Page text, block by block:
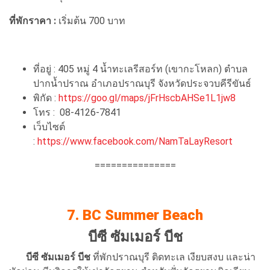
ที่พักราคา : เริ่มต้น 700 บาท
ที่อยู่ : 405 หมู่ 4 น้ำทะเลรีสอร์ท (เขากะโหลก) ตำบล
ปากน้ำปราณ อำเภอปราณบุรี จังหวัดประจวบคีรีขันธ์
พิกัด : https://goo.gl/maps/jFrHscbAHSe1L1jw8
โทร : 08-4126-7841
เว็บไซต์
: https://www.facebook.com/NamTaLayResort
===============
7. BC Summer Beach
บีซี ซัมเมอร์ บีช
บีซี ซัมเมอร์ บีช ที่พักปราณบุรี ติดทะเล เงียบสงบ และน่า